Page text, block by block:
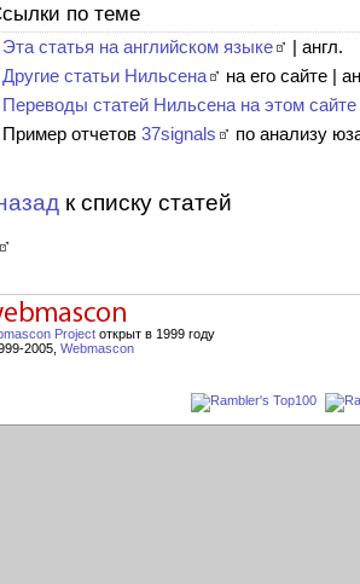
по теме
Эта статья на английском языке
| англ.
Другие статьи Нильсена
на его сайте |
Переводы статей Нильсена на этом сайте
Пример отчетов 37signals по анализу
к списку статей
Project открыт в 1999 году
2005, Webmascon